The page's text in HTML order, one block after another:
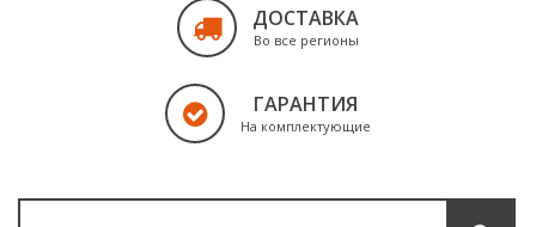
ДОСТАВКА
Во все регионы
ГАРАНТИЯ
На комплектующие